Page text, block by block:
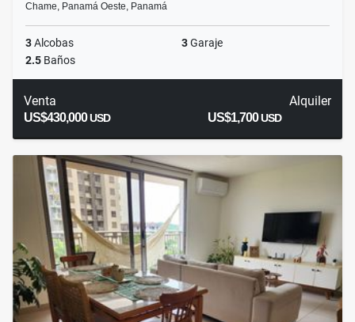
Chame, Panamá Oeste, Panamá
3Alcobas 3Garaje
2.5 Baños
Venta
US$430,000USD
Alquiler
US$1,700USD